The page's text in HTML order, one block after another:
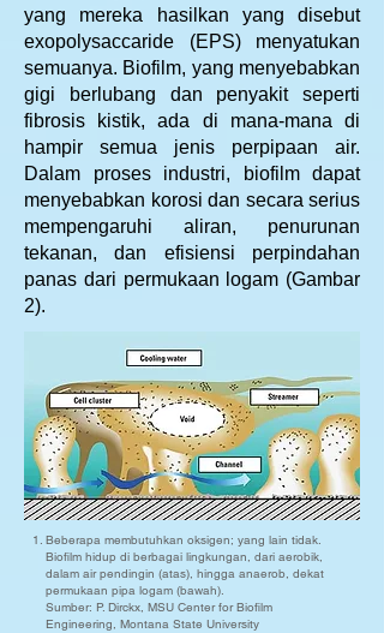
yang mereka hasilkan yang disebut
exopolysaccaride (EPS) menyatukan
semuanya. Biofilm, yang menyebabkan
gigi berlubang dan penyakit seperti
fibrosis kistik, ada di mana-mana di
hampir semua jenis perpipaan air.
Dalam proses industri, biofilm dapat
menyebabkan korosi dan secara serius
mempengaruhi aliran, penurunan
tekanan, dan efisiensi perpindahan
panas dari permukaan logam (Gambar
2).
Beberapa membutuhkan oksigen; yang lain tidak.
Biofilm hidup di berbagai lingkungan, dari aerobik,
dalam air pendingin (atas), hingga anaerob, dekat
permukaan pipa logam (bawah).
Sumber: P. Dirckx, MSU Center for Biofilm
Engineering, Montana State University